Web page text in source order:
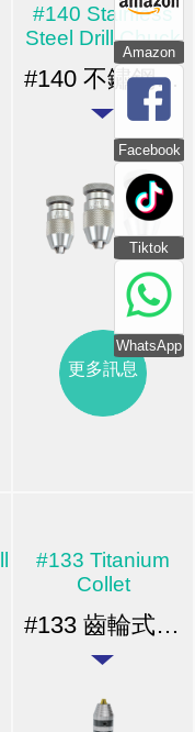
Amazon
Facebook
Tiktok
WhatsApp
#140 Stainless
Steel Drill Chuck
#140 不鏽鋼夾頭系列 / 錐孔 & 螺紋
更多訊息
#133 Titanium
Collet
#133 齒輪式夾頭